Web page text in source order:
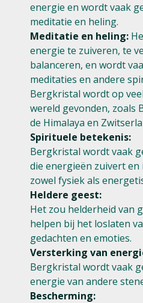
energie en wordt vaak
meditatie en heling.
Meditatie en heling:
energie te zuiveren, te
balanceren, en wordt
meditaties en andere
Bergkristal wordt op
wereld gevonden, zoals
de Himalaya en
Spirituele betekenis:
Bergkristal wordt vaak
die energieën zuivert
zowel fysiek als
Heldere geest:
Het zou helderheid van
helpen bij het loslaten
gedachten en emoties.
Versterking van
Bergkristal wordt vaak
energie van andere
Bescherming: